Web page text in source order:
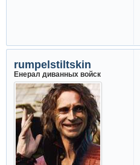
rumpelstiltskin
Енерал диванных войск